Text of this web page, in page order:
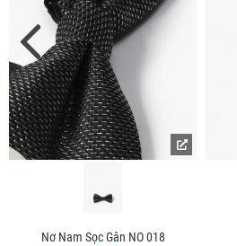
Nơ Nam Sọc Gân NO 018